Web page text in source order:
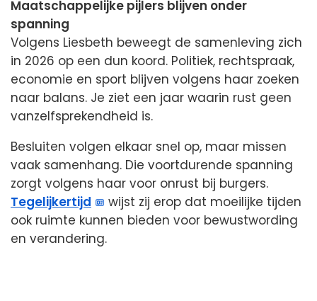
Maatschappelijke pijlers blijven onder
spanning
Volgens Liesbeth beweegt de samenleving zich
in 2026 op een dun koord. Politiek, rechtspraak,
economie en sport blijven volgens haar zoeken
naar balans. Je ziet een jaar waarin rust geen
vanzelfsprekendheid is.
Besluiten volgen elkaar snel op, maar missen
vaak samenhang. Die voortdurende spanning
zorgt volgens haar voor onrust bij burgers.
Tegelijkertijd
wijst zij erop dat moeilijke tijden
ook ruimte kunnen bieden voor bewustwording
en verandering.